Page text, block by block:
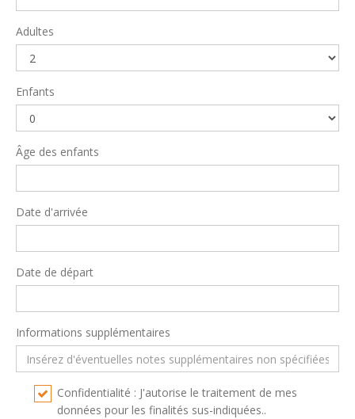
Adultes
Enfants
Âge des enfants
Date d'arrivée
Date de départ
Informations supplémentaires
Confidentialité : J'autorise le traitement de mes
données pour les finalités sus-indiquées..